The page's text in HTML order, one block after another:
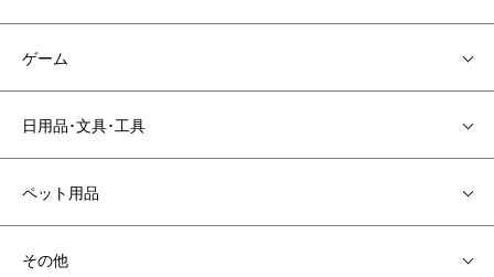
ゲーム
日用品･文具･工具
ペット用品
その他